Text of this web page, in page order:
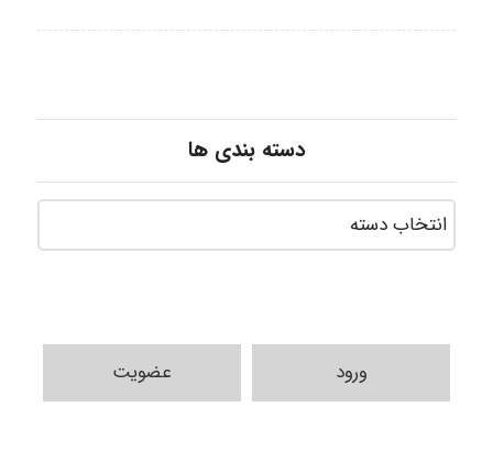
دسته بندی ها
ورود عضویت
vali